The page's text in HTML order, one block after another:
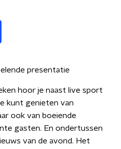
presentatie
hoor je naast live sport
kunt genieten van
ook van boeiende
gasten. En ondertussen
van de avond. Het